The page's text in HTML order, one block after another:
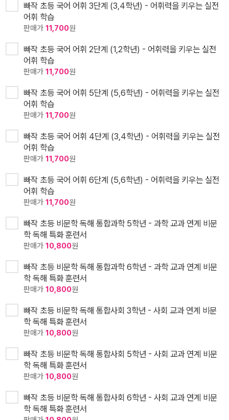
빠작 초등 국어 어휘 3단계 (3,4학년) - 어휘력을 키우는 실전
어휘 학습
판매가 11,700원
빠작 초등 국어 어휘 2단계 (1,2학년) - 어휘력을 키우는 실전
어휘 학습
판매가 11,700원
빠작 초등 국어 어휘 5단계 (5,6학년) - 어휘력을 키우는 실전
어휘 학습
판매가 11,700원
빠작 초등 국어 어휘 4단계 (3,4학년) - 어휘력을 키우는 실전
어휘 학습
판매가 11,700원
빠작 초등 국어 어휘 6단계 (5,6학년) - 어휘력을 키우는 실전
어휘 학습
판매가 11,700원
빠작 초등 비문학 독해 통합과학 5학년 - 과학 교과 연계 비문
학 독해 특화 훈련서
판매가 10,800원
빠작 초등 비문학 독해 통합과학 6학년 - 과학 교과 연계 비문
학 독해 특화 훈련서
판매가 10,800원
빠작 초등 비문학 독해 통합사회 3학년 - 사회 교과 연계 비문
학 독해 특화 훈련서
판매가 10,800원
빠작 초등 비문학 독해 통합사회 5학년 - 사회 교과 연계 비문
학 독해 특화 훈련서
판매가 10,800원
빠작 초등 비문학 독해 통합사회 6학년 - 사회 교과 연계 비문
학 독해 특화 훈련서